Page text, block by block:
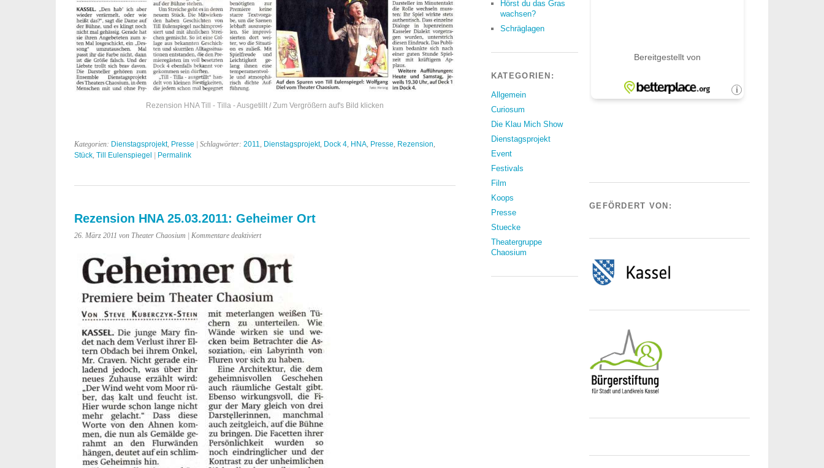
stand
Rezension HNA Till - Tilla - Ausgetillt / Zum Vergrößern auf's Bild klicken
Kategorien: Dienstagsprojekt, Presse | Schlagwörter: 2011 Dienstagsprojekt, Dock 4 HNA Presse Rezension
Stück Till Eulenspiegel | Permalink
Rezension HNA 25.03.2011: Geheimer Ort
26. März 2011 von Theater Chaosium | Kommentare deaktiviertfür
HNA
25.03.2011:
Geheimer
Hörst du das Gras
wachsen?
Schräglagen
KATEGORIEN:
Allgemein
Curiosum
Die Klau Mich Show
Dienstagsprojekt
Event
Festivals
Film
Koops
Presse
Stuecke
Theatergruppe
Chaosium
GEFÖRDERT VON: